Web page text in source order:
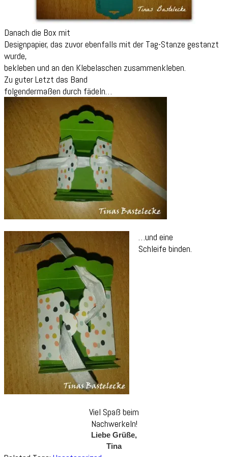
Danach die Box mit
Designpapier, das zuvor ebenfalls mit der Tag-Stanze gestanzt
wurde,
bekleben und an den Klebelaschen zusammenkleben.
Zu guter Letzt das Band
folgendermaßen durch fädeln…
…und eine
Schleife binden.
Viel Spaß beim
Nachwerkeln!
Liebe Grüße,
Tina